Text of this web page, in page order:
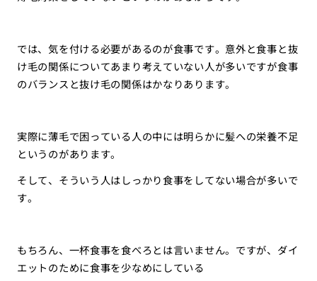
では、気を付ける必要があるのが食事です。意外と食事と抜
け毛の関係についてあまり考えていない人が多いですが食事
のバランスと抜け毛の関係はかなりあります。
実際に薄毛で困っている人の中には明らかに髪への栄養不足
というのがあります。
そして、そういう人はしっかり食事をしてない場合が多いで
す。
もちろん、一杯食事を食べろとは言いません。ですが、ダイ
エットのために食事を少なめにしている